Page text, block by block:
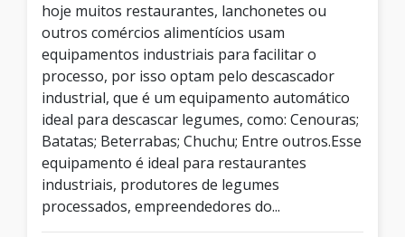
hoje muitos restaurantes, lanchonetes ou
outros comércios alimentícios usam
equipamentos industriais para facilitar o
processo, por isso optam pelo descascador
industrial, que é um equipamento automático
ideal para descascar legumes, como: Cenouras;
Batatas; Beterrabas; Chuchu; Entre outros.Esse
equipamento é ideal para restaurantes
industriais, produtores de legumes
processados, empreendedores do...